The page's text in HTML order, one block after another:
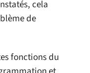
cela
de
fonctions du